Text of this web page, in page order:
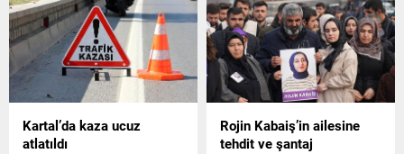
şüphelilerin yakalanması için
çalışmalar sürüyor.
gençlere önemli mesajlar
verdi.
Kartal’da kaza ucuz
atlatıldı
Rojin Kabaiş’in ailesine
tehdit ve şantaj